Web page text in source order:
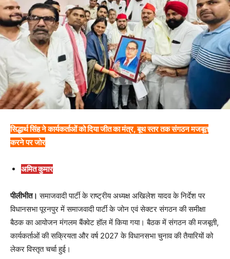
सिद्धार्थ सिंह ने कार्यकर्ताओं को दिया जीत का मंत्र, बूथ स्तर तक संगठन मजबूत
करने पर जोर
अमित कुमार
पीलीभीत। समाजवादी पार्टी के राष्ट्रीय अध्यक्ष अखिलेश यादव के निर्देश पर
विधानसभा पूरनपुर में समाजवादी पार्टी के जोन एवं सेक्टर संगठन की समीक्षा
बैठक का आयोजन मंगलम बैंक्वेट हॉल में किया गया। बैठक में संगठन की मजबूती,
कार्यकर्ताओं की सक्रियता और वर्ष 2027 के विधानसभा चुनाव की तैयारियों को
लेकर विस्तृत चर्चा हुई।